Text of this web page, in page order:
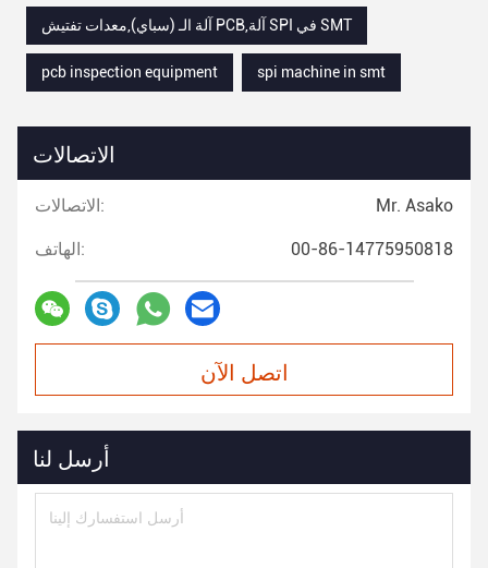
آلة الـ (سباي),معدات تفتيش PCB,آلة SPI في SMT
pcb inspection equipment spi machine in smt
الاتصالات
الاتصالات: Mr. Asako
الهاتف: 00-86-14775950818
اتصل الآن
أرسل لنا